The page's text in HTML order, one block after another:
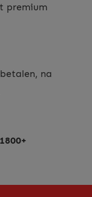
premium
na
1800+